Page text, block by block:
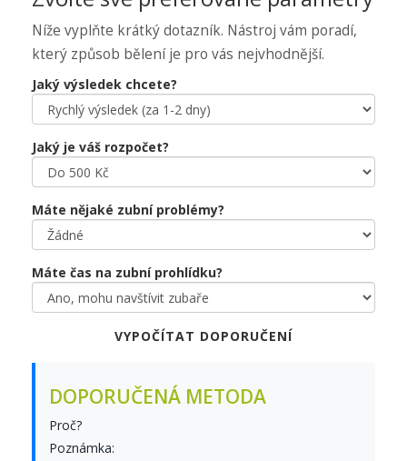
Níže vyplňte krátký dotazník. Nástroj vám poradí,
který způsob bělení je pro vás nejvhodnější.
Jaký výsledek chcete?
Jaký je váš rozpočet?
Máte nějaké zubní problémy?
Máte čas na zubní prohlídku?
VYPOČÍTAT DOPORUČENÍ
DOPORUČENÁ METODA
Proč?
Poznámka: